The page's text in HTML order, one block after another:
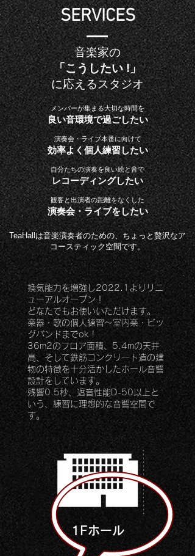
SERVICES
音楽家の
「こうしたい !」
に応えるスタジオ
メンバーが集まる大切な時間を
良い音環境で過ごしたい
演奏会・ライブ本番に向けて
効率よく個人練習したい
自分たちの演奏を良い絵と音で
レコーディングしたい
観客と出演者の距離をなくした
演奏会・ライブをしたい
TeaHallは音楽演奏者のための、ちょっと贅沢なア
コースティック空間です。
換気能力を増強し2022.1よりリニ
ューアルオープン！
どなたでもお使いいただけます。
楽器・歌の個人練習～室内楽・ビッ
グバンドまでok !
36m2のフロア面積、5.4mの天井
高、そして鉄筋コンクリート造の建
物の特徴を十分活かしたホール音響
設計をしています。
残響0.5秒、遮音性能D-50以上と
いう、練習に理想的な音響空間で
す。
1Fホール